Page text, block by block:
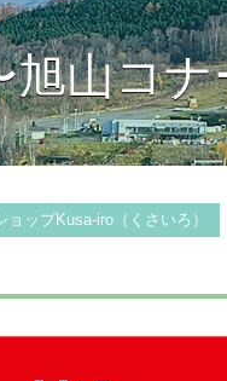
旭山コ
ップKusa-iro（くさいろ）